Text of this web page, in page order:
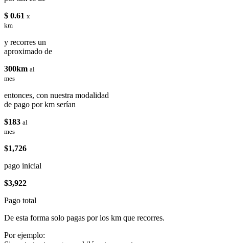
$ 0.61 x
km
y recorres un
aproximado de
300km al
mes
entonces, con nuestra modalidad
de pago por km serían
$183 al
mes
$1,726
pago inicial
$3,922
Pago total
De esta forma solo pagas por los km que recorres.
Por ejemplo: